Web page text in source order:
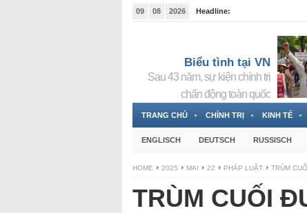
09 08 2026
Headline:
Biểu tình tại VN
Sau 43 năm, sự kiện chính trị
chấn động toàn quốc
TRANG CHỦ CHÍNH TRỊ KINH TẾ
ENGLISCH DEUTSCH RUSSISCH
HOME 2025 MAI 22 PHÁP LUẬT TRÙM
TRÙM CUỐI